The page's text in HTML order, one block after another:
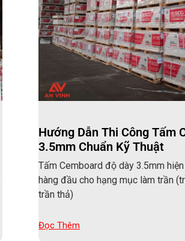
Hướng Dẫn Thi Công Tấm
3.5mm Chuẩn Kỹ Thuật
Tấm Cemboard độ dày 3.5mm
hàng đầu cho hạng mục làm trần
trần thả)
Đọc Thêm